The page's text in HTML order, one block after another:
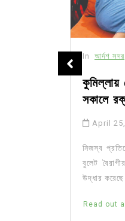
In আর্দশ সদর
কুমিল্লায়
সকালে
April
নিজস্ব
বুলেট
উদ্ধার
Read out